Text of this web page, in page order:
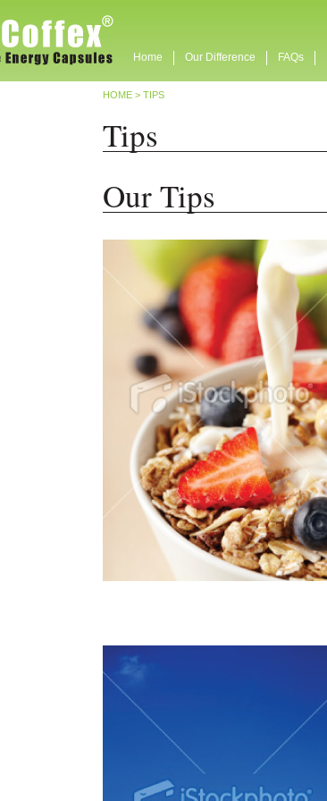
Home Our Difference FAQs
HOME > TIPS
Tips
Our Tips